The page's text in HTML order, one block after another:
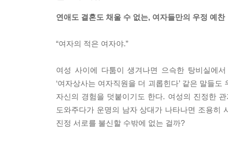
---「3_남자에 대한 모든 것」중에서
우정을 일 순위로 두는 것이 쉽지만은 않다. 우리
노력은 낭비라는 것이다.
---「4_우정을 바라보는 새로운 시각」중에서
2011년에 그 프로그램이 끝날 때까지 게일은 총
을 동원하여 게일 킹을 “세상에서 가장 친한 친구”
연애도 결혼도 채울 수 없는, 여자들만의 우정 예찬
“여자의 적은 여자야.”
여성 사이에 다툼이 생겨나면 으슥한 탕비실에
‘여자상사는 여자직원을 더 괴롭힌다’ 같은 말들
자신의 경험을 덧붙이기도 한다. 여성의 진정한
도와주다가 운명의 남자 상대가 나타나면 조용히
진정 서로를 불신할 수밖에 없는 걸까?